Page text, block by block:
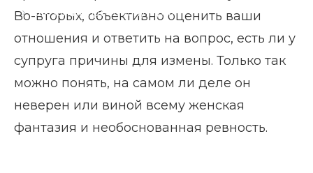
Как узнать про измену мужа
Во-вторых, объективно оценить ваши
отношения и ответить на вопрос, есть ли у
супруга причины для измены. Только так
можно понять, на самом ли деле он
неверен или виной всему женская
фантазия и необоснованная ревность.